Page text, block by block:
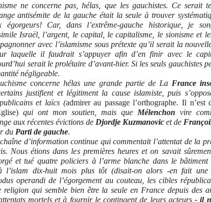
ne concerne pas, hélas, que les gauchistes. Ce serait
antisémite de la gauche était la seule à trouver
égorgeurs! Car, dans l’extrême-gauche historique, je
Israël, l’argent, le capital, le capitalisme, le sionisme et
avec l’islamisme sous prétexte qu’il serait la
laquelle il faudrait s’appuyer afin d’en finir avec le
serait le prolétaire d’avant-hier. Si les seuls gauchistes
négligeable.
concerne hélas une grande partie de La France
justifient et légitiment la cause islamiste, puis
et laïcs (admirer au passage l’orthographe. Il n’est
qui ont mon soutien, mais que Mélenchon vire
aux récentes évictions de Djordje Kuzmanovic et de
du Parti de gauche.
d’information continue qui commentait l’attentat de la
Nous étions dans les premières heures et on savait
et tué quatre policiers à l’arme blanche dans le bâtiment
l’islam dix-huit mois plus tôt (disait-on alors -en fait une
operandi de l’égorgement au couteau, les cibles
religion qui semble bien être la seule en France depuis des
mortels et à fournir le contingent de leurs acteurs - il